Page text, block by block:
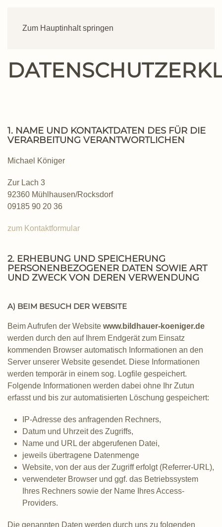
Zum Hauptinhalt springen
1. NAME UND KONTAKTDATEN DES FÜR DIE
VERARBEITUNG VERANTWORTLICHEN
Michael Königer
Zur Lach 3
92360 Mühlhausen/Rocksdorf
09185 90 20 36
zum Kontaktformular
2. ERHEBUNG UND SPEICHERUNG
PERSONENBEZOGENER DATEN SOWIE ART
UND ZWECK VON DEREN VERWENDUNG
A) BEIM BESUCH DER WEBSITE
Beim Aufrufen der Website www.bildhauer-koeniger.de
werden durch den auf Ihrem Endgerät zum Einsatz
kommenden Browser automatisch Informationen an den
Server unserer Website gesendet. Diese Informationen
werden temporär in einem sog. Logfile gespeichert.
Folgende Informationen werden dabei ohne Ihr Zutun
erfasst und bis zur automatisierten Löschung gespeichert:
IP-Adresse des anfragenden Rechners,
Datum und Uhrzeit des Zugriffs,
Name und URL der abgerufenen Datei,
jeweils übertragene Datenmenge
Website, von der aus der Zugriff erfolgt (Referrer-URL),
verwendeter Browser und ggf. das Betriebssystem
Ihres Rechners sowie der Name Ihres Access-
Providers.
Die genannten Daten werden durch uns zu folgenden